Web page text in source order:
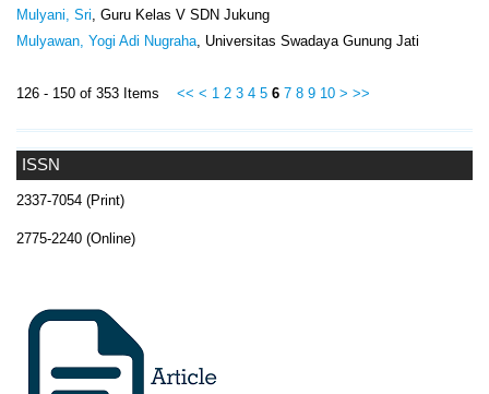
ISSN
2337-7054 (Print)
2775-2240 (Online)
Mulyani, Sri , Guru Kelas V SDN Jukung
Mulyawan, Yogi Adi Nugraha , Universitas Swadaya Gunung Jati
126 - 150 of 353 Items << < 1 2 3 4 5 6 7 8 9 10 > >>